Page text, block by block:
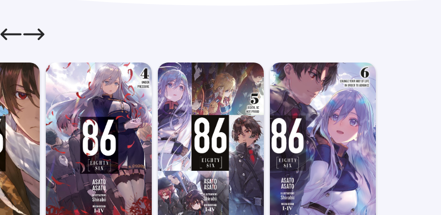
Lorsque votre commande est expédiée, vous recevrez par e-mail le lien de suivi
de colis qui vous permettra de suivre l’acheminement de votre commande.